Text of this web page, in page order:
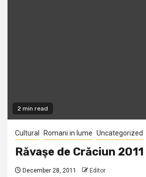
2 min read
Cultural Romani in lume Uncategorized
Răvaşe de Crăciun 2011
December 28, 2011 Editor